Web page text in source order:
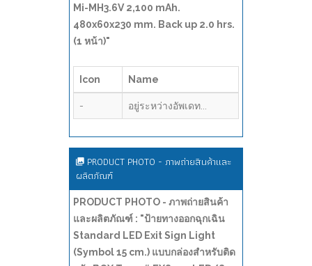
Mi-MH3.6V 2,100 mAh.
480x60x230 mm. Back up 2.0 hrs.
(1 หน้า)"
Icon Name
- อยู่ระหว่างอัพเดท...
PRODUCT PHOTO - ภาพถ่ายสินค้าและ
ผลิตภัณฑ์
PRODUCT PHOTO - ภาพถ่ายสินค้า
และผลิตภัณฑ์ : "ป้ายทางออกฉุกเฉิน
Standard LED Exit Sign Light
(Symbol 15 cm.) แบบกล่องสำหรับติด